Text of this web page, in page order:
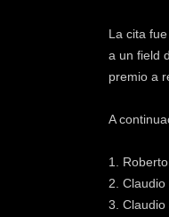
La cita
a un field
premio a
A
1.
2. Claudio
3. Claudio